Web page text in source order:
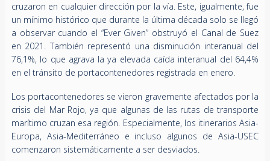
cruzaron en cualquier dirección por la vía. Este, igualmente, fue
un mínimo histórico que durante la última década solo se llegó
a observar cuando el “Ever Given” obstruyó el Canal de Suez
en 2021. También representó una disminución interanual del
76,1%, lo que agrava la ya elevada caída interanual del 64,4%
en el tránsito de portacontenedores registrada en enero.
Los portacontenedores se vieron gravemente afectados por la
crisis del Mar Rojo, ya que algunas de las rutas de transporte
marítimo cruzan esa región. Especialmente, los itinerarios Asia-
Europa, Asia-Mediterráneo e incluso algunos de Asia-USEC
comenzaron sistemáticamente a ser desviados.